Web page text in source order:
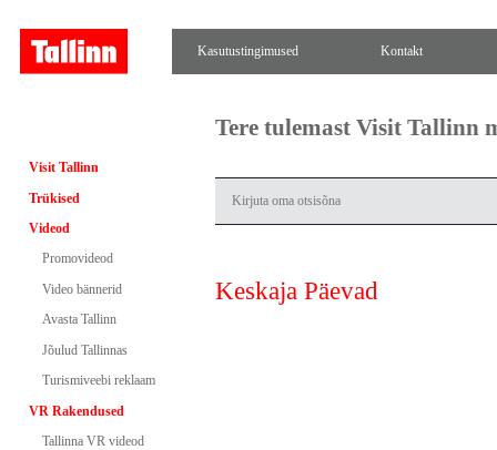
Kasutustingimused Kontakt
Visit Tallinn
Trükised
Videod
Promovideod
Video bännerid
Avasta Tallinn
Jõulud Tallinnas
Turismiveebi reklaam
VR Rakendused
Tallinna VR videod
Tere tulemast Visit Tallinn
Keskaja Päevad